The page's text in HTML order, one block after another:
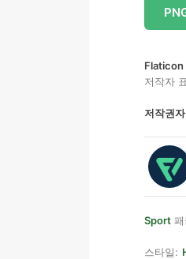
Flaticon
저작자
저작권
Sport
스타일: